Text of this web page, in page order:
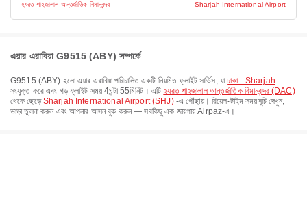
হযরত শাহজালাল আন্তর্জাতিক বিমানবন্দর Sharjah International Airport
এয়ার এরাবিয়া G9515 (ABY) সম্পর্কে
G9515 (ABY) হলোএয়ার এরাবিয়াপরিচালিত একটি নিয়মিত ফ্লাইট সার্ভিস, যাঢাকা - Sharjah
সংযুক্ত করে এবং গড় ফ্লাইট সময়4ঘন্টা 55মিনিট । এটিহযরত শাহজালাল আন্তর্জাতিক বিমানবন্দর (DAC)
থেকে ছেড়েSharjah International Airport (SHJ) -এ পৌঁছায়। রিয়েল-টাইম সময়সূচি দেখুন,
ভাড়া তুলনা করুন এবং আপনার আসন বুক করুন — সবকিছু এক জায়গায় Airpaz-এ।